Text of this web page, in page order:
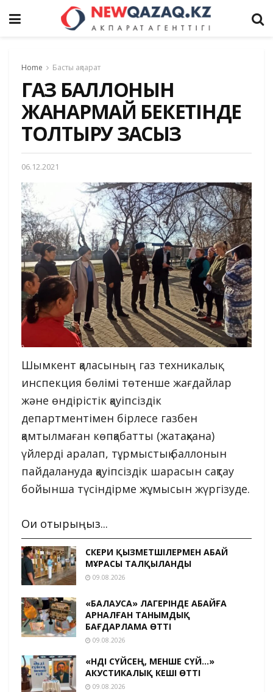
Home Басты ақпарат
ГАЗ БАЛЛОНЫН
ЖАНАРМАЙ БЕКЕТІНДЕ
ТОЛТЫРУ ЗАҢСЫЗ
06.12.2021
Шымкент қаласының газ техникалық
инспекция бөлімі төтенше жағдайлар
және өндірістік қауіпсіздік
департментімен бірлесе газбен
қамтылмаған көпқабатты (жатақхана)
үйлерді аралап, тұрмыстық баллонын
пайдалануда қауіпсіздік шарасын сақтау
бойынша түсіндірме жұмысын жүргізуде.
Оқи отырыңыз...
ӘСКЕРИ ҚЫЗМЕТШІЛЕРМЕН АБАЙ
МҰРАСЫ ТАЛҚЫЛАНДЫ
09.08.2026
«БАЛАУСА» ЛАГЕРІНДЕ АБАЙҒА
АРНАЛҒАН ТАНЫМДЫҚ
БАҒДАРЛАМА ӨТТІ
09.08.2026
«ӘНДІ СҮЙСЕҢ, МЕНШЕ СҮЙ…»
АКУСТИКАЛЫҚ КЕШІ ӨТТІ
09.08.2026